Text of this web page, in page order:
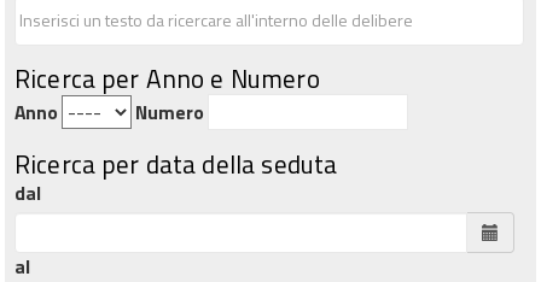
Ricerca per Anno e Numero
Anno Numero
Ricerca per data della seduta
dal
al